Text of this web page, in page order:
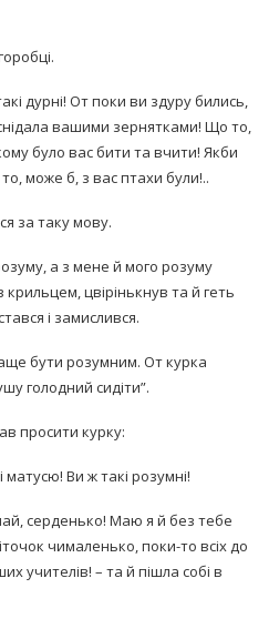
дурні! От поки ви здуру бились,
вашими зернятками! Що то,
було вас бити та вчити! Якби
може б, з вас птахи були!..
за таку мову.
а з мене й мого розуму
крильцем, цвірінькнув та й геть
і замислився.
бути розумним. От курка
голодний сидіти”.
просити курку:
Ви ж такі розумні!
серденько! Маю я й без тебе
чималенько, поки-то всіх до
учителів! – та й пішла собі в